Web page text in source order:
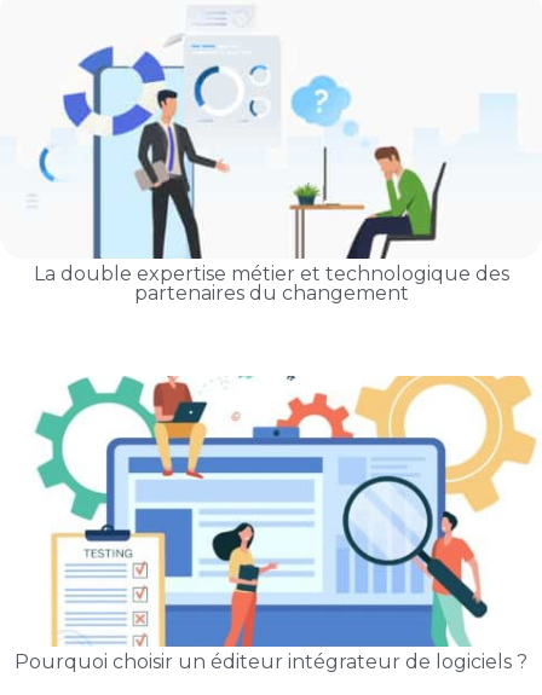
La double expertise métier et technologique des
partenaires du changement
Pourquoi choisir un éditeur intégrateur de logiciels ?